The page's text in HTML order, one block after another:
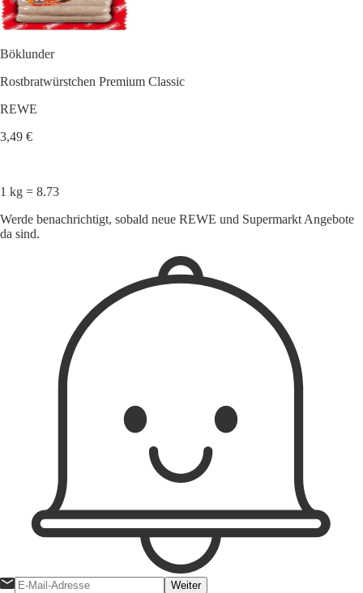
Böklunder
Rostbratwürstchen Premium Classic
REWE
3,49 €
1 kg = 8.73
Werde benachrichtigt, sobald neue REWE und Supermarkt Angebote
da sind.
Weiter